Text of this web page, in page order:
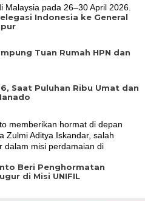
Indonesia ke General
Tuan Rumah HPN dan
Saat Puluhan Ribu Umat dan
Beri Penghormatan
di Misi UNIFIL